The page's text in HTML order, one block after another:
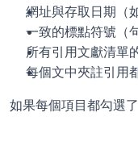
網址與存取日期（
一致的標點符號（
所有引用文獻清單
每個文中夾註引用
如果每個項目都勾選